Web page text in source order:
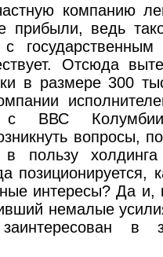
компанию
прибыли, ведь
Отсюда
в размере 300
с ВВС
вопросы,
пользу
позиционируется,
интересы? Да и,
немалые
в